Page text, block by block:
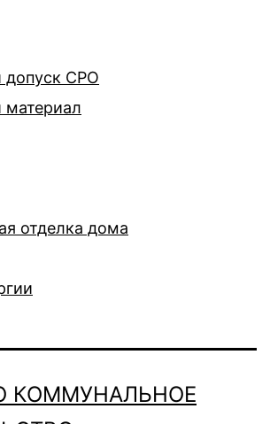
допуск СРО
материал
отделка дома